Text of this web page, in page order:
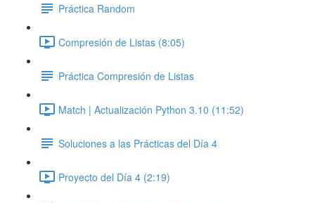
Práctica Random
Compresión de Listas (8:05)
Práctica Compresión de Listas
Match | Actualización Python 3.10 (11:52)
Soluciones a las Prácticas del Día 4
Proyecto del Día 4 (2:19)